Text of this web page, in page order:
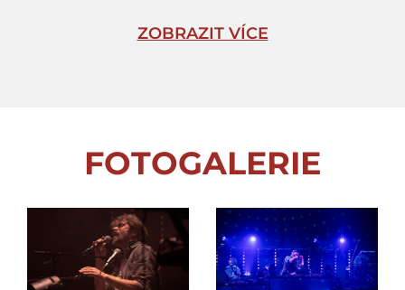
Lucie Červíková
ZOBRAZIT VÍCE
FOTOGALERIE